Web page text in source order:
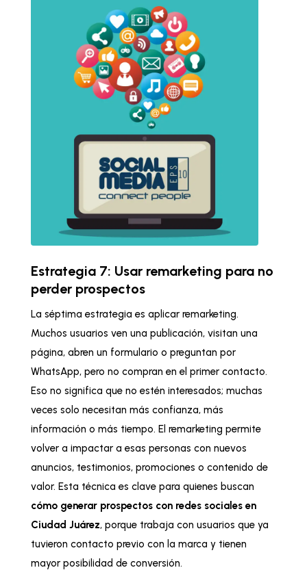
Estrategia 7: Usar remarketing para no
perder prospectos
La séptima estrategia es aplicar remarketing.
Muchos usuarios ven una publicación, visitan una
página, abren un formulario o preguntan por
WhatsApp, pero no compran en el primer contacto.
Eso no significa que no estén interesados; muchas
veces solo necesitan más confianza, más
información o más tiempo. El remarketing permite
volver a impactar a esas personas con nuevos
anuncios, testimonios, promociones o contenido de
valor. Esta técnica es clave para quienes buscan
cómo generar prospectos con redes sociales en
Ciudad Juárez, porque trabaja con usuarios que ya
tuvieron contacto previo con la marca y tienen
mayor posibilidad de conversión.